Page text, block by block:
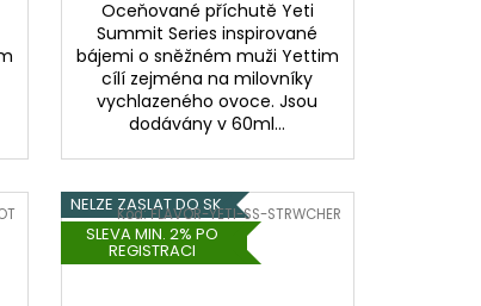
Oceňované příchutě Yeti
Summit Series inspirované
bájemi o sněžném muži Yettim
cílí zejména na milovníky
vychlazeného ovoce. Jsou
dodávány v 60ml...
NELZE ZASLAT DO SK
SLEVA MIN. 2% PO
REGISTRACI
Kód:FLAVOR-YETI-SS-STRWCHER